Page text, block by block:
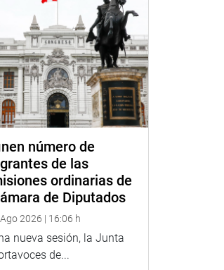
número de
de las
ordinarias de
de Diputados
2026 | 16:06 h
nueva sesión, la Junta
de...